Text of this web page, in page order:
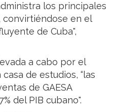
los principales
convirtiéndose en el
de Cuba",
a cabo por el
de estudios, “las
de GAESA
del PIB cubano".